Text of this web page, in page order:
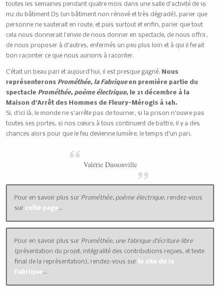
toutes les semaines pendant quatre mois dans une salle d’activité de 16
m2 du bâtiment D5 (un bâtiment non rénové et très dégradé), parier que
personne ne sauterait en route, et puis surtout et enfin, parier que tout
cela nous donnerait l’envie de nous donner en spectacle, de nous offrir,
de nous proposer à d’autres, enfermés un peu plus loin et à qui il ferait
bon raconter ce que nous aurions à raconter.
C’était un beau pari et aujourd’hui, il est presque gagné. Nous
représenterons Prométhée, la Fabriqueen première partie du
spectacle Prométhée, poème électrique, le 21 décembre à la
Maison d’Arrêt des Hommes de Fleury-Mérogis à 14h.
Si, d’ici là, le monde ne s’arrête pas de tourner, si la prison n’ouvre pas
toutes ses portes, si nos cœurs à tous continuent de battre, il y a des
chances alors pour que le feu devienne lumière, le temps d’un pari.
Valérie Dassonville
Pour en savoir plus sur Prométhée, poème électrique, rendez-vous
sur cette page…
Pour en savoir plus sur Prométhée, une fabrique d’écriture libre
(présentation du projet, intégralité des contributions reçues, et texte
final de la représentation), rendez-vous sur
le site de la
Fabrique…